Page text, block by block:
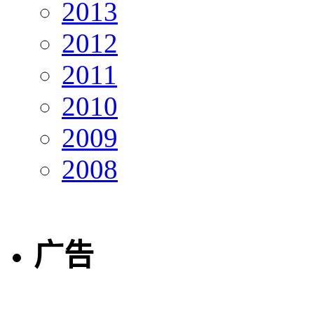
2013
2012
2011
2010
2009
2008
广告